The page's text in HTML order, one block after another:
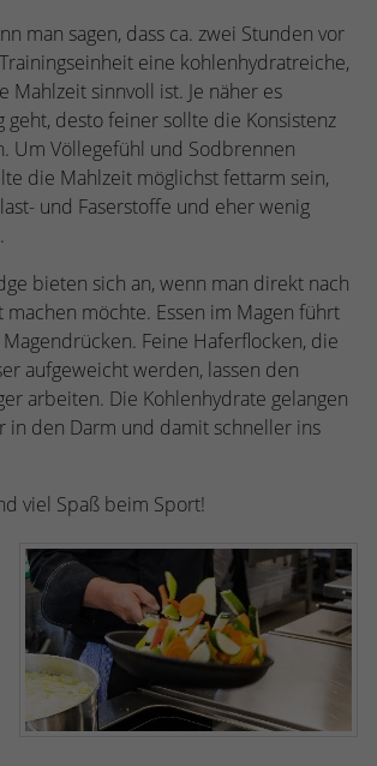
man sagen, dass ca. zwei Stunden vor
eine kohlenhydratreiche,
Mahlzeit sinnvoll ist. Je näher es
geht, desto feiner sollte die Konsistenz
Um Völlegefühl und Sodbrennen
die Mahlzeit möglichst fettarm sein,
und Faserstoffe und eher wenig
bieten sich an, wenn man direkt nach
machen möchte. Essen im Magen führt
Feine Haferflocken, die
aufgeweicht werden, lassen den
arbeiten. Die Kohlenhydrate gelangen
in den Darm und damit schneller ins
viel Spaß beim Sport!
cookie_optin
TYPO3
1 Jahr
Enthält die gewählten Cookie-
SBW_user
TYPO3
Sitzungsende
Cookie von TYPO3. Es speichert im Falle
eines Benutzer-Logins die Session-ID. So
kann der eingeloggte Benutzer
wiedererkannt werden und es wird ihm
Zugang zu geschützten Bereichen gewährt.
Informationen anzeigen
alle Skripte für analytisches Tracking
Es hilft uns die Nutzererfahrung der
Google Analytics
2 Jahre
Dieses Cookie wird von Google Analytics
installiert. Das Cookie wird verwendet, um
Website für den Analysebericht der
speichern Informationen anonym und
weisen eine randoly generierte Nummer
zu, um eindeutige Besucher zu
identifizieren.
_gid
Informationen anzeigen